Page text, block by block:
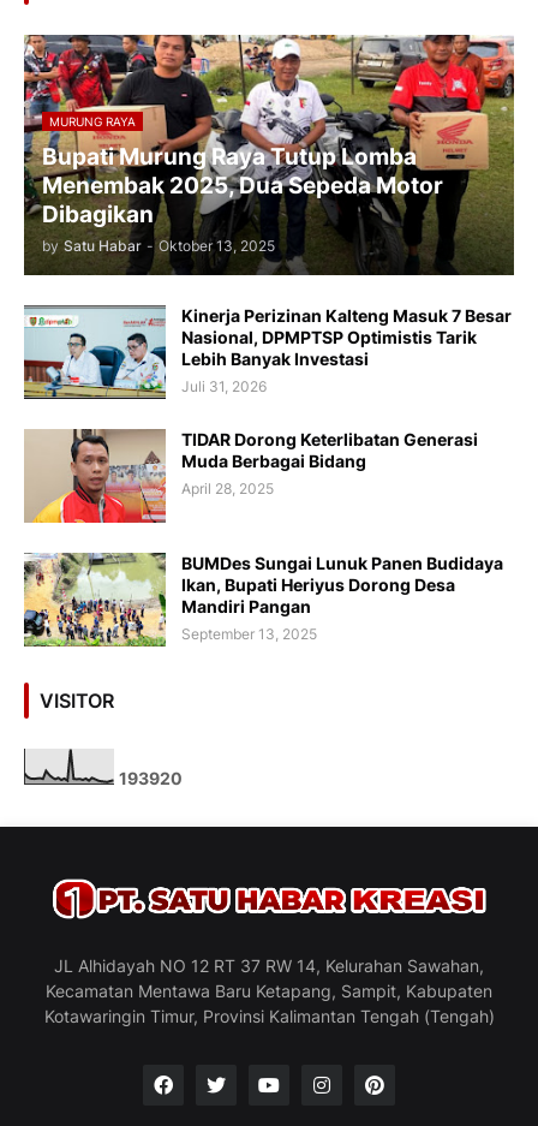
MURUNG RAYA
Bupati Murung Raya Tutup Lomba
Menembak 2025, Dua Sepeda Motor
Dibagikan
by Satu Habar - Oktober 13, 2025
Kinerja Perizinan Kalteng Masuk 7 Besar
Nasional, DPMPTSP Optimistis Tarik
Lebih Banyak Investasi
Juli 31, 2026
TIDAR Dorong Keterlibatan Generasi
Muda Berbagai Bidang
April 28, 2025
BUMDes Sungai Lunuk Panen Budidaya
Ikan, Bupati Heriyus Dorong Desa
Mandiri Pangan
September 13, 2025
VISITOR
193920
JL Alhidayah NO 12 RT 37 RW 14, Kelurahan Sawahan,
Kecamatan Mentawa Baru Ketapang, Sampit, Kabupaten
Kotawaringin Timur, Provinsi Kalimantan Tengah (Tengah)